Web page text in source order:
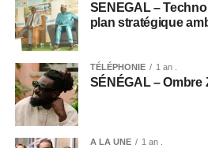
SENEGAL –
plan stratégique
TÉLÉPHONIE 1 an .
SÉNÉGAL – Ombre
A LA UNE 1 an .